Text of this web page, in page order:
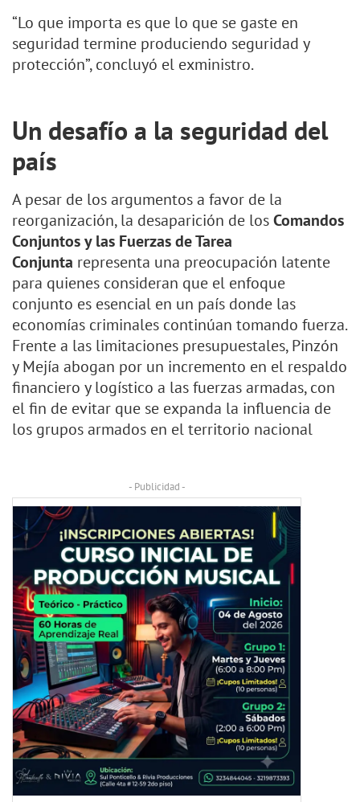
“Lo que importa es que lo que se gaste en
seguridad termine produciendo seguridad y
protección”, concluyó el exministro.
Un desafío a la seguridad del
país
A pesar de los argumentos a favor de la
reorganización, la desaparición de losComandos
Conjuntos y las Fuerzas de Tarea
Conjunta representa una preocupación latente
para quienes consideran que el enfoque
conjunto es esencial en un país donde las
economías criminales continúan tomando fuerza.
Frente a las limitaciones presupuestales, Pinzón
y Mejía abogan por un incremento en el respaldo
financiero y logístico a las fuerzas armadas, con
el fin de evitar que se expanda la influencia de
los grupos armados en el territorio nacional
- Publicidad -